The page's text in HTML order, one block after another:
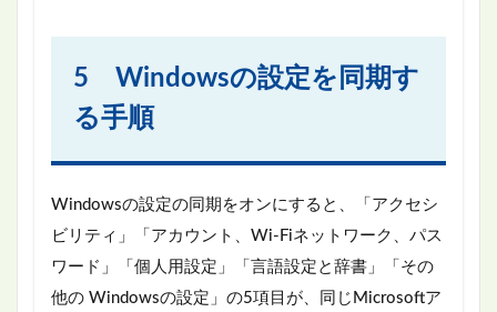
5 Windowsの設定を同期す
る手順
Windowsの設定の同期をオンにすると、「アクセシ
ビリティ」「アカウント、Wi-Fiネットワーク、パス
ワード」「個人用設定」「言語設定と辞書」「その
他の Windowsの設定」の5項目が、同じMicrosoftア